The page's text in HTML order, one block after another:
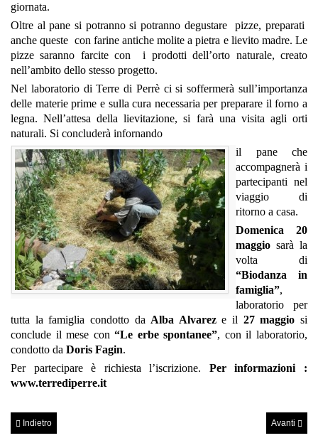
giornata.
Oltre al pane si potranno si potranno degustare pizze, preparati
anche queste con farine antiche molite a pietra e lievito madre. Le
pizze saranno farcite con i prodotti dell’orto naturale, creato
nell’ambito dello stesso progetto.
Nel laboratorio di Terre di Perrè ci si soffermerà sull’importanza
delle materie prime e sulla cura necessaria per preparare il forno a
legna. Nell’attesa della lievitazione, si farà una visita agli orti
naturali. Si concluderà infornando
il pane che
accompagnerà i
partecipanti nel
viaggio di
ritorno a casa.
Domenica 20
maggio sarà la
volta di
“Biodanza in
famiglia”,
laboratorio per
tutta la famiglia condotto da Alba Alvareze il 27 maggio si
conclude il mese con“Le erbe spontanee”, con il laboratorio,
condotto da Doris Fagin.
Per partecipare è richiesta l’iscrizione. Per informazioni :
www.terrediperre.it
Indietro Avanti